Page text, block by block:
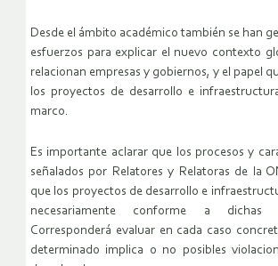
Desde el ámbito académico también se han
esfuerzos para explicar el nuevo contexto
relacionan empresas y gobiernos, y el papel
los proyectos de desarrollo e
marco.
Es importante aclarar que los procesos y
señalados por Relatores y Relatoras de la
que los proyectos de desarrollo e
necesariamente conforme a dichas
Corresponderá evaluar en cada caso
determinado implica o no posibles